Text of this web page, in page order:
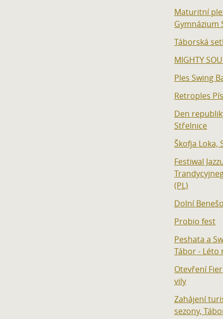
Maturitní
Gymnázium
Táborská
MIGHTY
Ples Swing
Retroples
Den
Střelnice
Škofja Loka,
Festiwal
(PL)
Dolní
Probio fest
Peshata a
Tábor - Léto
Otevření
vily
Zahájení
sezony,